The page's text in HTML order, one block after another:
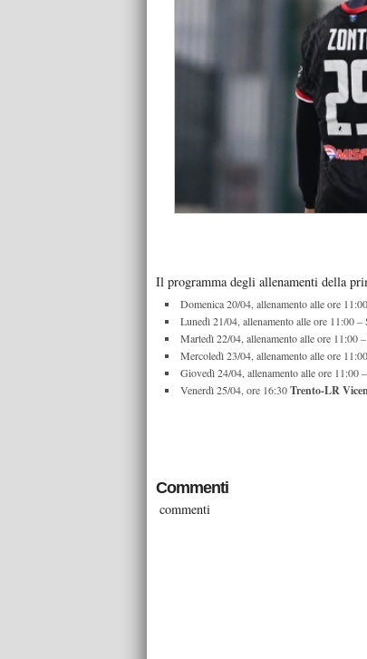
Il programma degli allenamenti della
Domenica 20/04, allenamento alle ore
Lunedì 21/04, allenamento alle ore 11:00
Martedì 22/04, allenamento alle ore
Mercoledì 23/04, allenamento alle ore
Giovedì 24/04, allenamento alle ore
Venerdì 25/04, ore 16:30Trento-LR
Commenti
commenti